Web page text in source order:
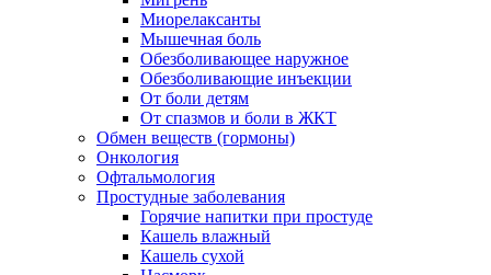
Миорелаксанты
Мышечная боль
Обезболивающее наружное
Обезболивающие инъекции
От боли детям
От спазмов и боли в ЖКТ
Обмен веществ (гормоны)
Онкология
Офтальмология
Простудные заболевания
Горячие напитки при простуде
Кашель влажный
Кашель сухой